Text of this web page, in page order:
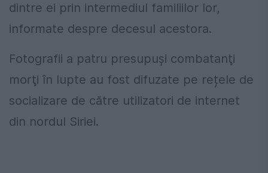
dintre ei prin intermediul familiilor lor,
informate despre decesul acestora.
Fotografii a patru presupuşi combatanţi
morţi în lupte au fost difuzate pe rețele de
socializare de către utilizatori de internet
din nordul Siriei.